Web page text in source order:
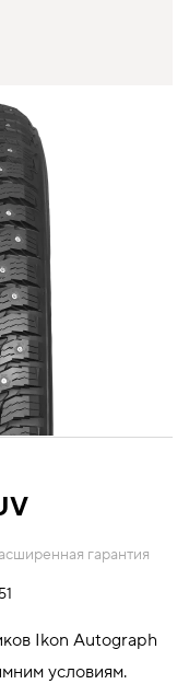
гарантия
Ikon Autograph
условиям.